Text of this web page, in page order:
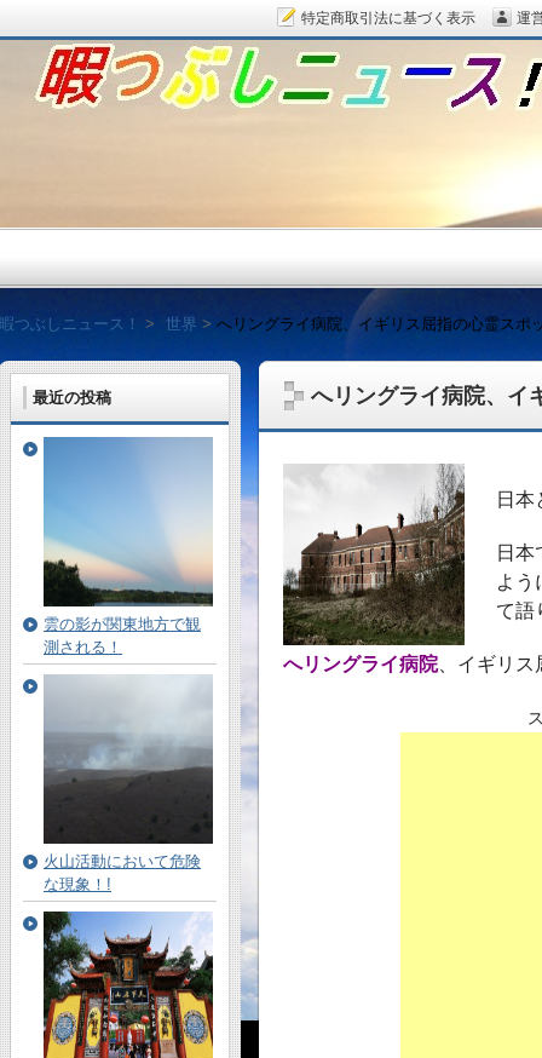
へリングライ病院、イ
日本
日本
よう
て語
へリングライ病院、イギリス
最近の投稿
雲の影が関東地方で観
測される！
火山活動において危険
な現象！!
暇つぶしニュース！ 世界 へリングライ病院、イギリス屈指の心霊スポ
暇つぶしニュース！
毎日面白い話題をピッ
特定商取引法に基づく表示 運